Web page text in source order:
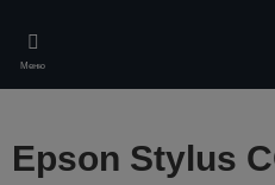
main
content
Меню
Epson Stylus